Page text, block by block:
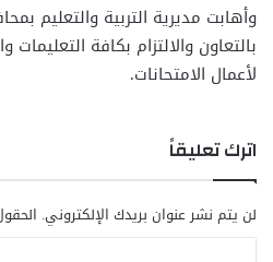
وأهابت مديرية التربية والتعليم
بالتعاون والالتزام بكافة التعليمات
لأعمال الامتحانات.
اترك تعليقاً
لن يتم نشر عنوان بريدك الإلكتروني.